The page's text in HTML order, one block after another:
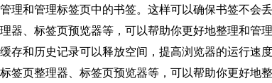
理和管理标签页中的书签。这样可以确保书签不会
器、标签页预览器等，可以帮助你更好地整理和管理
存和历史记录可以释放空间，提高浏览器的运行速
签页整理器、标签页预览器等，可以帮助你更好地整